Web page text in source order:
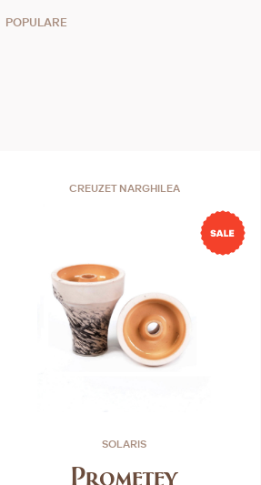
POPULARE
CREUZET NARGHILEA
SOLARIS
Prometey